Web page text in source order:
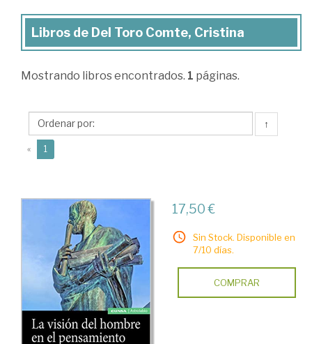
Libros
Del
Comte,
Cristina
Libros de Del Toro Comte, Cristina
Mostrando libros encontrados. 1 páginas.
↑
« 1
17,50 €
Sin Stock. Disponible en
7/10 días.
COMPRAR